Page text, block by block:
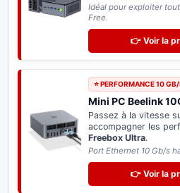
Idéal pour exploiter
Free.
👉 Voir la
⭐ PERFORMANCE 10
Mini PC Beelink
Passez à la vitesse
accompagner les
Freebox Ultra.
Port Ethernet 10 Gb/s
👉 Voir la